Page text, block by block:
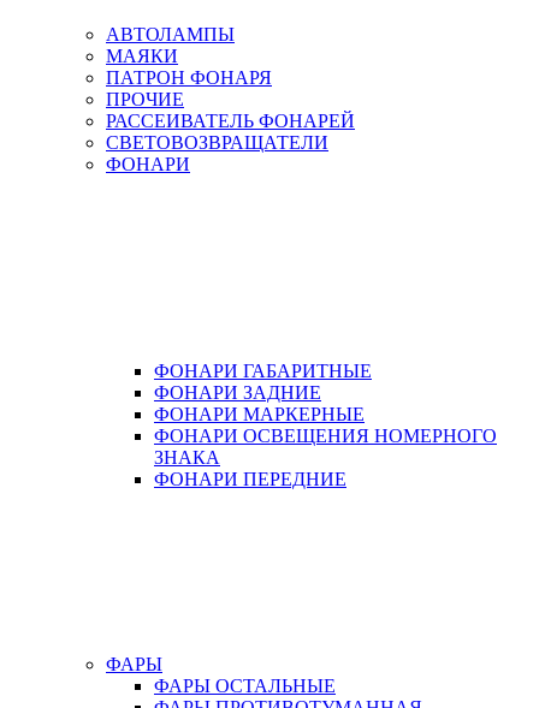
АВТОЛАМПЫ
МАЯКИ
ПАТРОН ФОНАРЯ
ПРОЧИЕ
РАССЕИВАТЕЛЬ ФОНАРЕЙ
СВЕТОВОЗВРАЩАТЕЛИ
ФОНАРИ
ФОНАРИ ГАБАРИТНЫЕ
ФОНАРИ ЗАДНИЕ
ФОНАРИ МАРКЕРНЫЕ
ФОНАРИ ОСВЕЩЕНИЯ НОМЕРНОГО
ЗНАКА
ФОНАРИ ПЕРЕДНИЕ
ФАРЫ
ФАРЫ ОСТАЛЬНЫЕ